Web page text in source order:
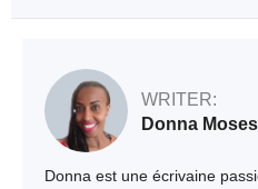
WRITER:
Donna Moses
Donna est une écrivaine